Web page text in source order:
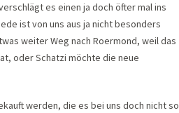
es einen ja doch öfter mal ins
ist von uns aus ja nicht besonders
weiter Weg nach Roermond, weil das
oder Schatzi möchte die neue
werden, die es bei uns doch nicht so